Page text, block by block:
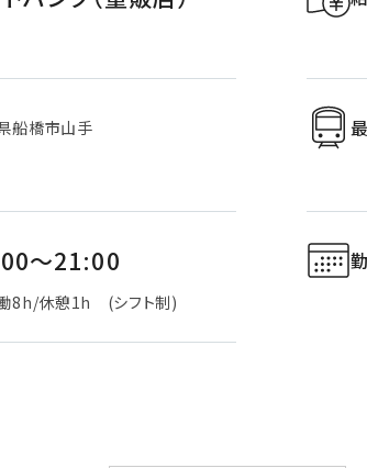
船橋市山手
～21:00
8h/休憩1h (シフト制)